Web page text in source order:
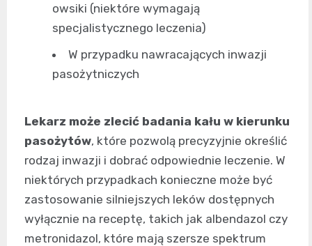
owsiki (niektóre wymagają
specjalistycznego leczenia)
W przypadku nawracających inwazji
pasożytniczych
Lekarz może zlecić badania kału w kierunku
pasożytów, które pozwolą precyzyjnie określić
rodzaj inwazji i dobrać odpowiednie leczenie. W
niektórych przypadkach konieczne może być
zastosowanie silniejszych leków dostępnych
wyłącznie na receptę, takich jak albendazol czy
metronidazol, które mają szersze spektrum